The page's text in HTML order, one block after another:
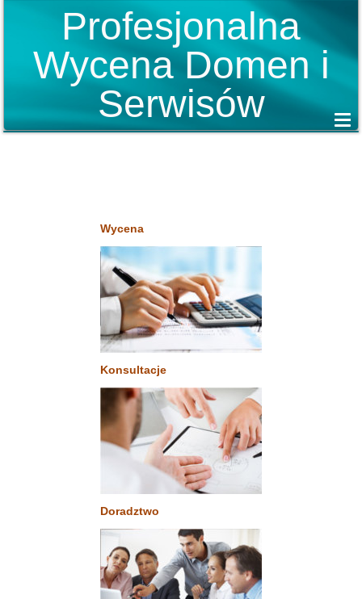
Profesjonalna
Wycena Domen i
Serwisów
Wycena
Konsultacje
Doradztwo